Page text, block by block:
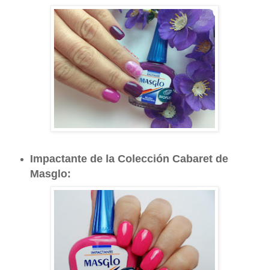
Impactante de la Colección Cabaret de
Masglo: